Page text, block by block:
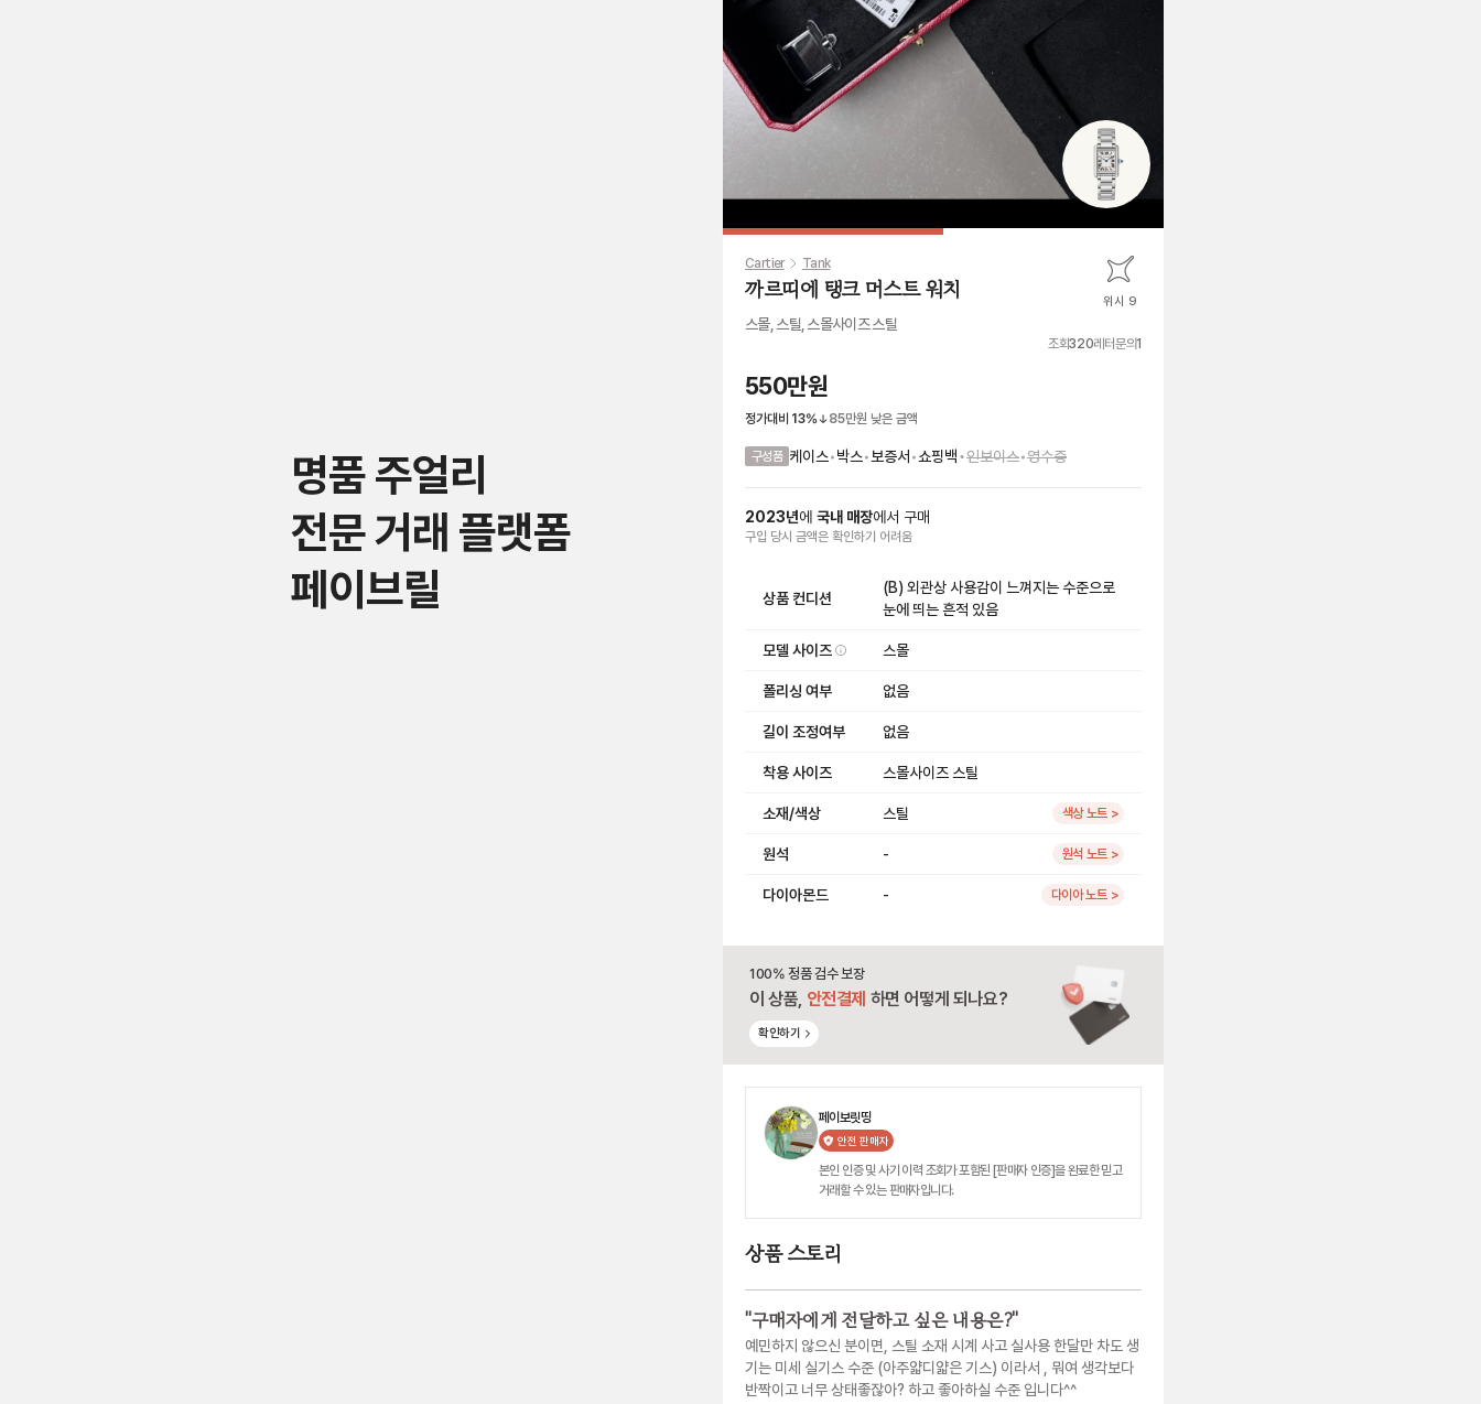
명품 주얼리
전문 거래 플랫폼
페이브릴
Cartier Tank
까르띠에 탱크 머스트 워치 위시 9
스몰, 스틸, 스몰사이즈 스틸
조회320레터문의1
550만원
정가대비 13% 85만원 낮은 금액
구성품 케이스•박스• 보증서 •쇼핑백•인보이스•영수증
2023년에 국내 매장에서 구매
구입 당시 금액은 확인하기 어려움
상품 컨디션
(B) 외관상 사용감이 느껴지는 수준으로
눈에 띄는 흔적 있음
모델 사이즈 스몰
폴리싱 여부 없음
길이 조정여부 없음
착용 사이즈 스몰사이즈 스틸
소재/색상 스틸 색상 노트 >
원석 - 원석 노트 >
다이아몬드 - 다이아 노트 >
100% 정품 검수 보장
이 상품, 안전결제 하면 어떻게 되나요?
확인하기
페이보릿띵
안전 판매자
본인 인증 및 사기 이력 조회가 포함된 [판매자 인증]을 완료한 믿고
거래할 수 있는 판매자입니다.
상품 스토리
"구매자에게 전달하고 싶은 내용은?"
예민하지 않으신 분이면, 스틸 소재 시계 사고 실사용 한달만 차도 생
기는 미세 실기스 수준 (아주얇디얇은 기스) 이라서 , 뭐여 생각보다
반짝이고 너무 상태좋잖아? 하고 좋아하실 수준 입니다^^